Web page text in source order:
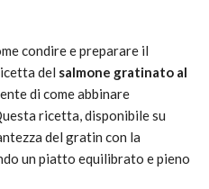
condire e preparare il
del salmone gratinato al
di come abbinare
ricetta, disponibile su
del gratin con la
un piatto equilibrato e pieno